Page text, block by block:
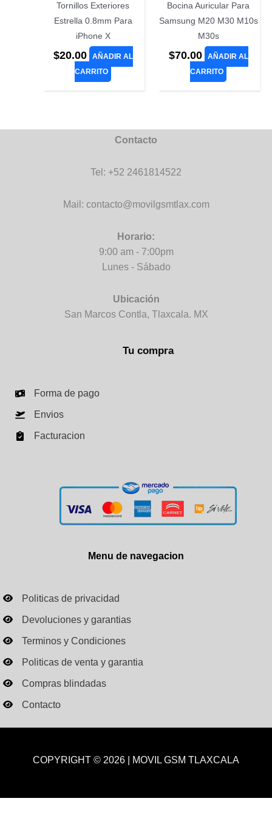
Tornillos Exteriores
Estrella 0.8mm Para
iPhone X
$20.00
AÑADIR AL
CARRITO
Bocina Auricular Para
Samsung M20 M30 M10s
M30s
$70.00
AÑADIR AL
CARRITO
Contacto
Tel: +52 2461814522
Mail: contacto@movilgsmtlax.com
Horario:
9:00 am - 7:00pm
Lunes - Sábado
Ubicación
San Marcos Contla, Tlaxcala. MX
Tu compra
Forma de pago
Envios
Facturacion
Menu de navegacion
Politicas de privacidad
Devoluciones y garantias
Terminos y Condiciones
Politicas de venta y garantia
Compras blindadas
Contacto
COPYRIGHT © 2026 | MOVIL GSM TLAXCALA